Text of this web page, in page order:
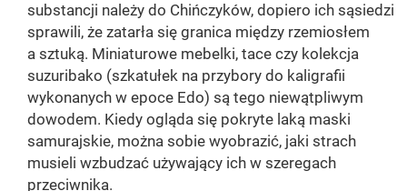
substancji należy do Chińczyków, dopiero ich sąsiedzi
sprawili, że zatarła się granica między rzemiosłem
a sztuką. Miniaturowe mebelki, tace czy kolekcja
suzuribako (szkatułek na przybory do kaligrafii
wykonanych w epoce Edo) są tego niewątpliwym
dowodem. Kiedy ogląda się pokryte laką maski
samurajskie, można sobie wyobrazić, jaki strach
musieli wzbudzać używający ich w szeregach
przeciwnika.